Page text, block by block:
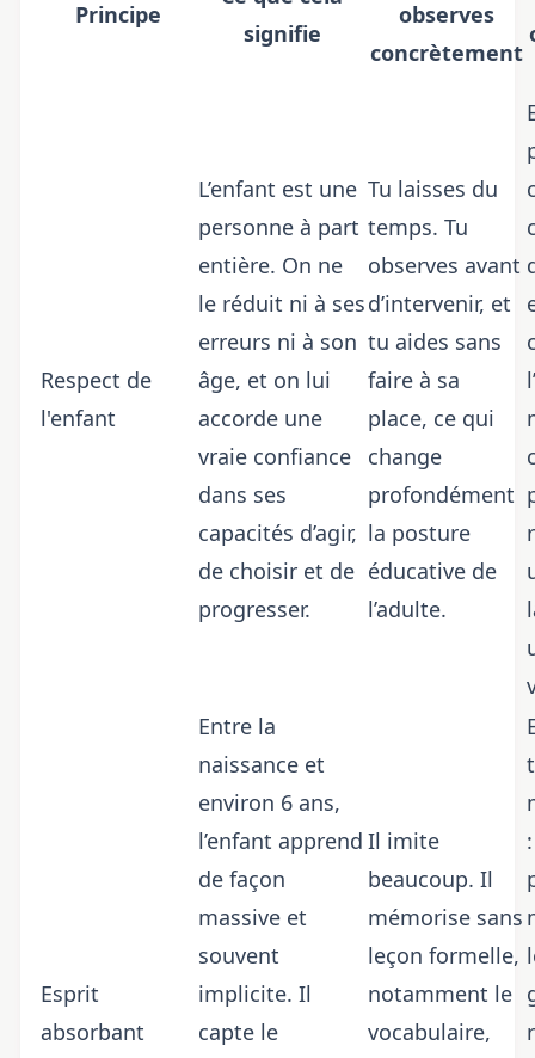
Principe
signifie
observes
concrètement
Respect de
l'enfant
L’enfant est une
personne à part
entière. On ne
le réduit ni à ses
erreurs ni à son
âge, et on lui
accorde une
vraie confiance
dans ses
capacités d’agir,
de choisir et de
progresser.
Tu laisses du
temps. Tu
observes avant
d’intervenir, et
tu aides sans
faire à sa
place, ce qui
change
profondément
la posture
éducative de
l’adulte.
Esprit
absorbant
Entre la
naissance et
environ 6 ans,
l’enfant apprend
de façon
massive et
souvent
implicite. Il
capte le
Il imite
beaucoup. Il
mémorise sans
leçon formelle,
notamment le
vocabulaire,